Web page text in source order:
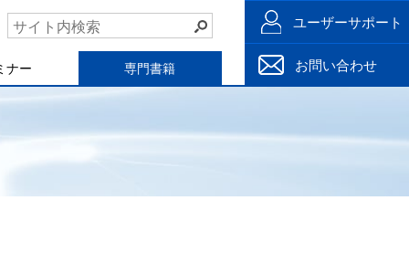
ナー 専門書籍
ユーザーサポート
お問い合わせ